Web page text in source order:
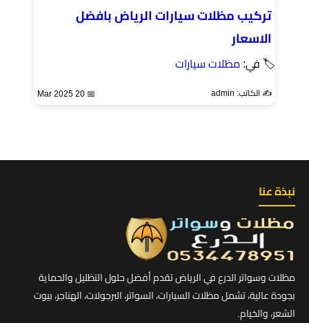
تركيب مظلات سيارات الرياض بافضل
الاسعار
🏷 في: مظلات سيارات
✍️ الكاتب: admin 📅 20 Mar 2025
نبذة عنا
مظلات وسواتر الدرع في الرياض تقدم أفضل حلول التظليل والحماية
بجودة عالية، تشمل مظلات السيارات، السواتر، البرجولات، الهناجر، بيوت
الشعر، والخيام.